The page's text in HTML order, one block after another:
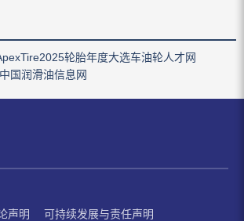
轮胎年度大选车油轮人才网
中国润滑油信息网
声明
可持续发展与责任声明